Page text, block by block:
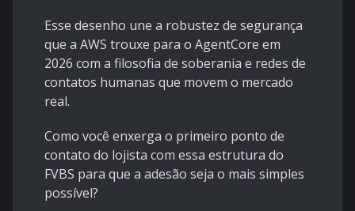
Esse desenho une a robustez de segurança
que a AWS trouxe para o AgentCore em
2026 com a filosofia de soberania e redes de
contatos humanas que movem o mercado
real.
Como você enxerga o primeiro ponto de
contato do lojista com essa estrutura do
FVBS para que a adesão seja o mais simples
possível?